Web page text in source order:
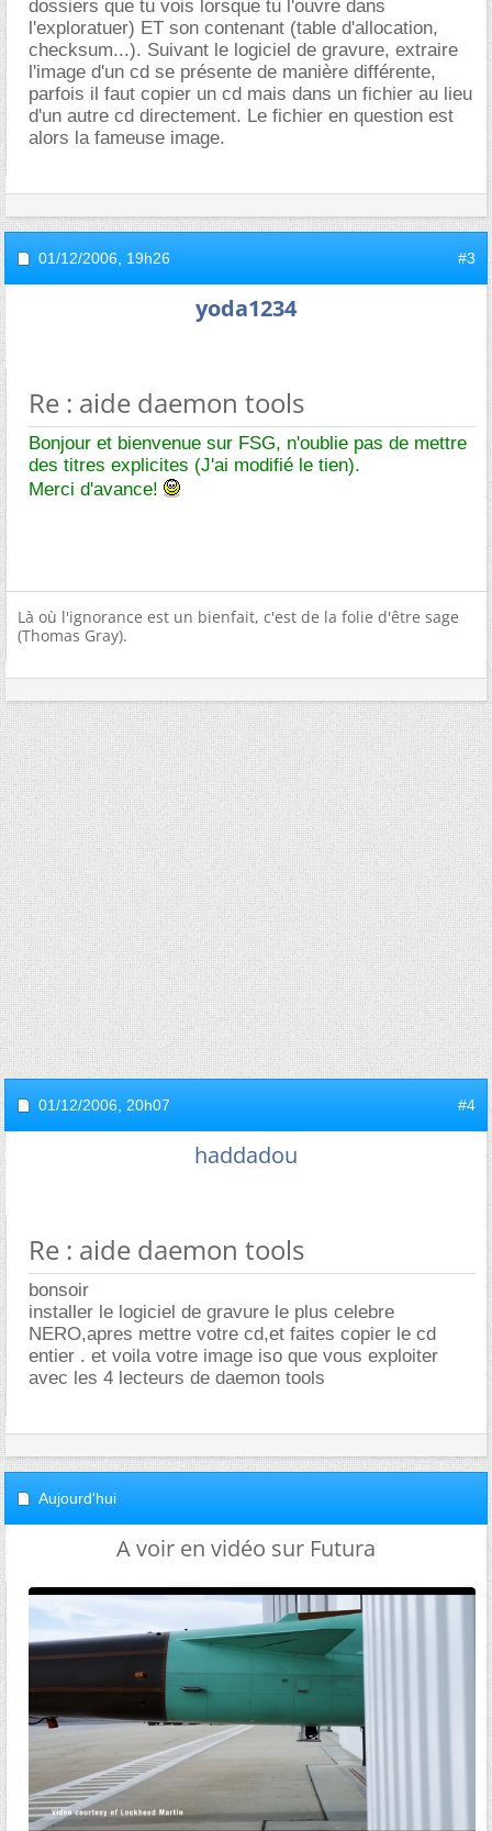
dossiers que tu vois lorsque tu l'ouvre dans
l'exploratuer) ET son contenant (table d'allocation,
checksum...). Suivant le logiciel de gravure, extraire
l'image d'un cd se présente de manière différente,
parfois il faut copier un cd mais dans un fichier au lieu
d'un autre cd directement. Le fichier en question est
alors la fameuse image.
01/12/2006, 19h26 #3
yoda1234
Re : aide daemon tools
Bonjour et bienvenue sur FSG, n'oublie pas de mettre
des titres explicites (J'ai modifié le tien).
Merci d'avance!
Là où l'ignorance est un bienfait, c'est de la folie d'être sage
(Thomas Gray).
01/12/2006, 20h07 #4
haddadou
Re : aide daemon tools
bonsoir
installer le logiciel de gravure le plus celebre
NERO,apres mettre votre cd,et faites copier le cd
entier . et voila votre image iso que vous exploiter
avec les 4 lecteurs de daemon tools
Aujourd'hui
A voir en vidéo sur Futura